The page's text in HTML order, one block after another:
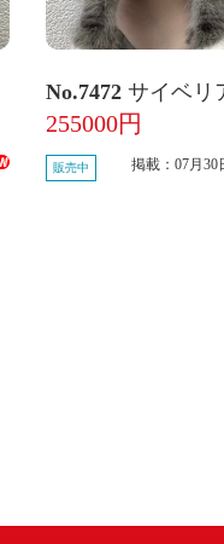
No.7472 サイベリ
255000円
販売中 掲載：07月